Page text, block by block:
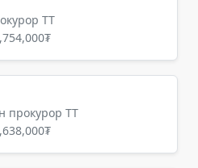
ТТ
прокурор ТТ